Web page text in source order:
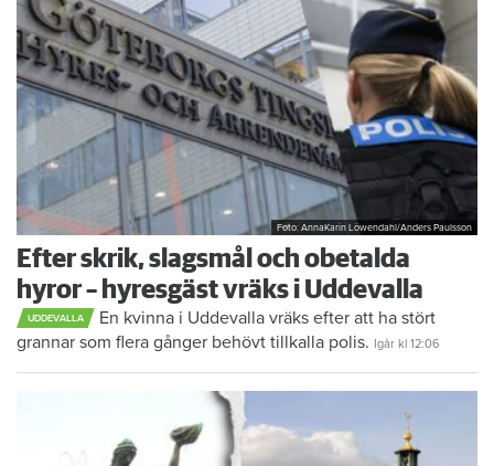
Foto: AnnaKarin Löwendahl/Anders Paulsson
Efter skrik, slagsmål och obetalda
hyror – hyresgäst vräks i Uddevalla
UDDEVALLA
En kvinna i Uddevalla vräks efter att ha stört
grannar som flera gånger behövt tillkalla polis. Igår kl 12:06